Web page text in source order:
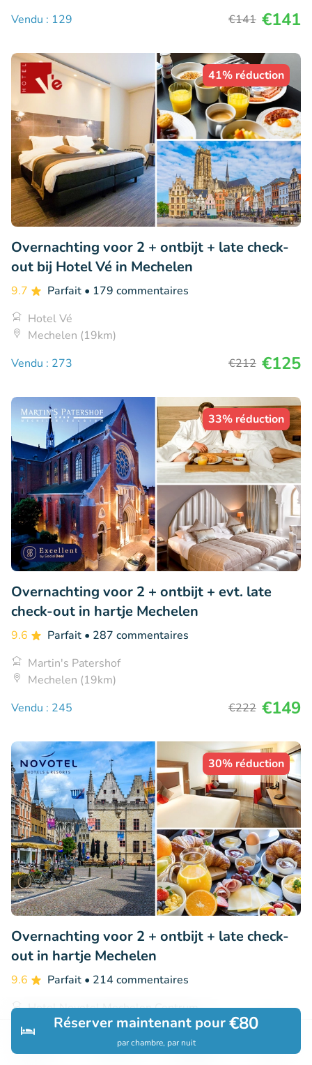
Rechercher Réservations
Réserver maintenant pour€80
par chambre, par nuit
Vendu : 129
€141 €141
41% réduction
Overnachting voor 2 + ontbijt + late check-
out bij Hotel Vé in Mechelen
9.7 Parfait • 179 commentaires
Hotel Vé
Mechelen (19km)
Vendu : 273
€212 €125
33% réduction
Overnachting voor 2 + ontbijt + evt. late
check-out in hartje Mechelen
9.6 Parfait • 287 commentaires
Martin's Patershof
Mechelen (19km)
Vendu : 245
€222 €149
30% réduction
Overnachting voor 2 + ontbijt + late check-
out in hartje Mechelen
9.6 Parfait • 214 commentaires
Hotel Novotel Mechelen Centrum
Mechelen (19km)
Vendu : 105
€217 €152